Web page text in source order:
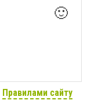
🙂
Правилами сайту